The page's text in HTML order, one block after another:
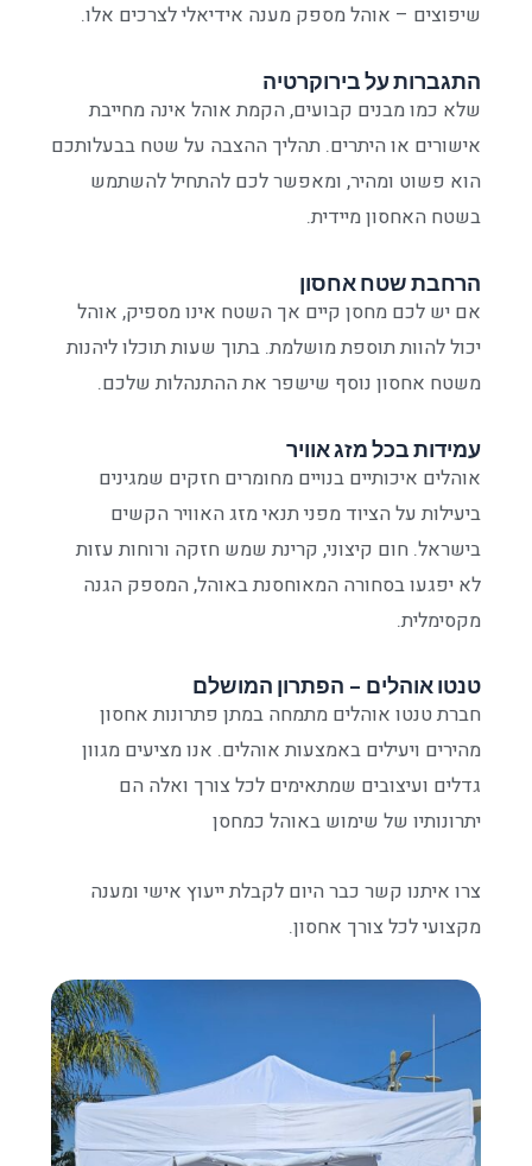
שיפוצים – אוהל מספק מענה אידיאלי לצרכים אלו.
התגברות על בירוקרטיה
שלא כמו מבנים קבועים, הקמת אוהל אינה מחייבת
אישורים או היתרים. תהליך ההצבה על שטח בבעלותכם
הוא פשוט ומהיר, ומאפשר לכם להתחיל להשתמש
בשטח האחסון מיידית.
הרחבת שטח אחסון
אם יש לכם מחסן קיים אך השטח אינו מספיק, אוהל
יכול להוות תוספת מושלמת. בתוך שעות תוכלו ליהנות
משטח אחסון נוסף שישפר את ההתנהלות שלכם.
עמידות בכל מזג אוויר
אוהלים איכותיים בנויים מחומרים חזקים שמגינים
ביעילות על הציוד מפני תנאי מזג האוויר הקשים
בישראל. חום קיצוני, קרינת שמש חזקה ורוחות עזות
לא יפגעו בסחורה המאוחסנת באוהל, המספק הגנה
מקסימלית.
טנטו אוהלים – הפתרון המושלם
חברת טנטו אוהלים מתמחה במתן פתרונות אחסון
מהירים ויעילים באמצעות אוהלים. אנו מציעים מגוון
גדלים ועיצובים שמתאימים לכל צורך ואלה הם
יתרונותיו של שימוש באוהל כמחסן
צרו איתנו קשר כבר היום לקבלת ייעוץ אישי ומענה
מקצועי לכל צורך אחסון.